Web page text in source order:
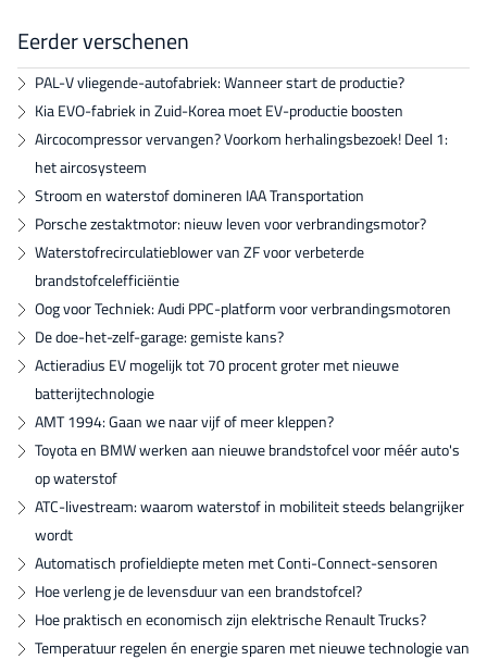
Eerder verschenen
PAL-V vliegende-autofabriek: Wanneer start de productie?
Kia EVO-fabriek in Zuid-Korea moet EV-productie boosten
Aircocompressor vervangen? Voorkom herhalingsbezoek! Deel 1:
het aircosysteem
Stroom en waterstof domineren IAA Transportation
Porsche zestaktmotor: nieuw leven voor verbrandingsmotor?
Waterstofrecirculatieblower van ZF voor verbeterde
brandstofcelefficiëntie
Oog voor Techniek: Audi PPC-platform voor verbrandingsmotoren
De doe-het-zelf-garage: gemiste kans?
Actieradius EV mogelijk tot 70 procent groter met nieuwe
batterijtechnologie
AMT 1994: Gaan we naar vijf of meer kleppen?
Toyota en BMW werken aan nieuwe brandstofcel voor méér auto's
op waterstof
ATC-livestream: waarom waterstof in mobiliteit steeds belangrijker
wordt
Automatisch profieldiepte meten met Conti-Connect-sensoren
Hoe verleng je de levensduur van een brandstofcel?
Hoe praktisch en economisch zijn elektrische Renault Trucks?
Temperatuur regelen én energie sparen met nieuwe technologie van